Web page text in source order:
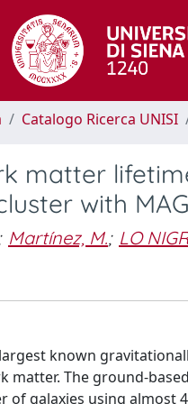
Catalogo Ricerca UNISI
matter
with
; Martínez, M.; LO
known
The ground-
of galaxies using almost